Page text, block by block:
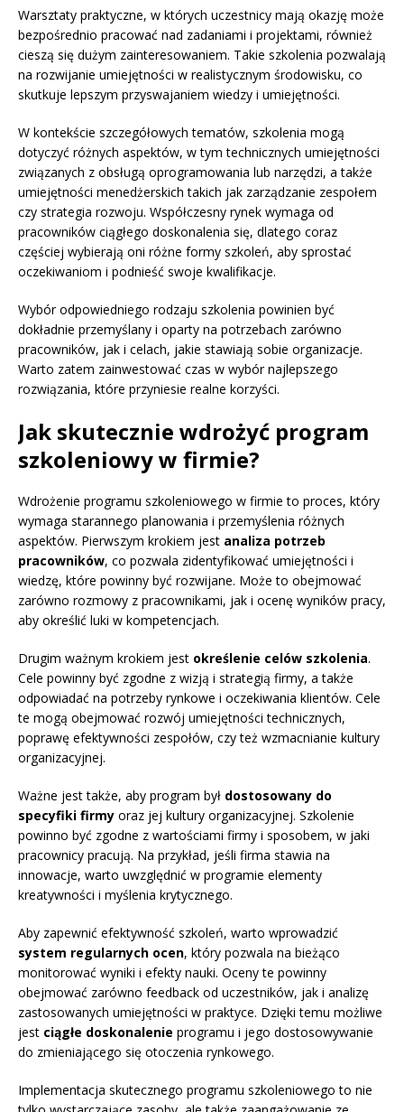
Warsztaty praktyczne, w których uczestnicy mają okazję może
bezpośrednio pracować nad zadaniami i projektami, również
cieszą się dużym zainteresowaniem. Takie szkolenia pozwalają
na rozwijanie umiejętności w realistycznym środowisku, co
skutkuje lepszym przyswajaniem wiedzy i umiejętności.
W kontekście szczegółowych tematów, szkolenia mogą
dotyczyć różnych aspektów, w tym technicznych umiejętności
związanych z obsługą oprogramowania lub narzędzi, a także
umiejętności menedżerskich takich jak zarządzanie zespołem
czy strategia rozwoju. Współczesny rynek wymaga od
pracowników ciągłego doskonalenia się, dlatego coraz
częściej wybierają oni różne formy szkoleń, aby sprostać
oczekiwaniom i podnieść swoje kwalifikacje.
Wybór odpowiedniego rodzaju szkolenia powinien być
dokładnie przemyślany i oparty na potrzebach zarówno
pracowników, jak i celach, jakie stawiają sobie organizacje.
Warto zatem zainwestować czas w wybór najlepszego
rozwiązania, które przyniesie realne korzyści.
Jak skutecznie wdrożyć program
szkoleniowy w firmie?
Wdrożenie programu szkoleniowego w firmie to proces, który
wymaga starannego planowania i przemyślenia różnych
aspektów. Pierwszym krokiem jest analiza potrzeb
pracowników, co pozwala zidentyfikować umiejętności i
wiedzę, które powinny być rozwijane. Może to obejmować
zarówno rozmowy z pracownikami, jak i ocenę wyników pracy,
aby określić luki w kompetencjach.
Drugim ważnym krokiem jest określenie celów szkolenia.
Cele powinny być zgodne z wizją i strategią firmy, a także
odpowiadać na potrzeby rynkowe i oczekiwania klientów. Cele
te mogą obejmować rozwój umiejętności technicznych,
poprawę efektywności zespołów, czy też wzmacnianie kultury
organizacyjnej.
Ważne jest także, aby program był dostosowany do
specyfiki firmy oraz jej kultury organizacyjnej. Szkolenie
powinno być zgodne z wartościami firmy i sposobem, w jaki
pracownicy pracują. Na przykład, jeśli firma stawia na
innowacje, warto uwzględnić w programie elementy
kreatywności i myślenia krytycznego.
Aby zapewnić efektywność szkoleń, warto wprowadzić
system regularnych ocen, który pozwala na bieżąco
monitorować wyniki i efekty nauki. Oceny te powinny
obejmować zarówno feedback od uczestników, jak i analizę
zastosowanych umiejętności w praktyce. Dzięki temu możliwe
jest ciągłe doskonalenie programu i jego dostosowywanie
do zmieniającego się otoczenia rynkowego.
Implementacja skutecznego programu szkoleniowego to nie